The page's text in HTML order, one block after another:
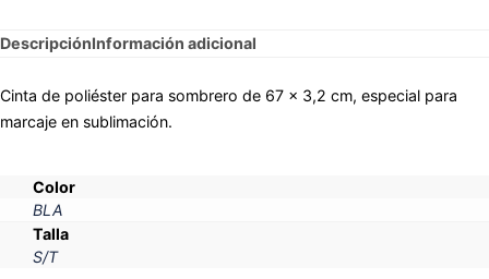
DescripciónInformación adicional
Cinta de poliéster para sombrero de 67 x 3,2 cm, especial para
marcaje en sublimación.
Color
BLA
Talla
S/T